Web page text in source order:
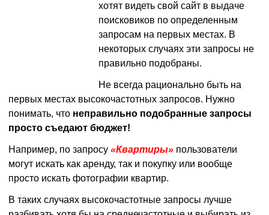
хотят видеть свой сайт в выдаче
поисковиков по определенным
запросам на первых местах. В
некоторых случаях эти запросы не
правильно подобраны.
Не всегда рационально быть на
первых местах высокочастотных запросов. Нужно
понимать, что неправильно подобранные запросы
просто съедают бюджет!
Например, по запросу«Квартиры» пользователи
могут искать как аренду, так и покупку или вообще
просто искать фотографии квартир.
В таких случаях высокочастотные запросы лучше